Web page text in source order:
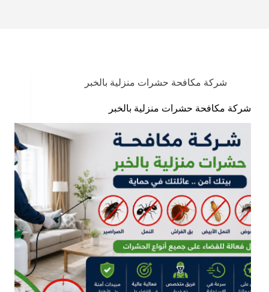
شركة مكافحة حشرات منزلية بالخبر
شركة مكافحة حشرات منزلية بالخبر